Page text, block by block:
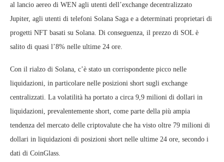
al lancio aereo di WEN agli utenti dell’exchange decentralizzato
Jupiter, agli utenti di telefoni Solana Saga e a determinati proprietari di
progetti NFT basati su Solana. Di conseguenza, il prezzo di SOL è
salito di quasi l’8% nelle ultime 24 ore.
Con il rialzo di Solana, c’è stato un corrispondente picco nelle
liquidazioni, in particolare nelle posizioni short sugli exchange
centralizzati. La volatilità ha portato a circa 9,9 milioni di dollari in
liquidazioni, prevalentemente short, come parte della più ampia
tendenza del mercato delle criptovalute che ha visto oltre 79 milioni di
dollari in liquidazioni di posizioni short nelle ultime 24 ore, secondo i
dati di CoinGlass.